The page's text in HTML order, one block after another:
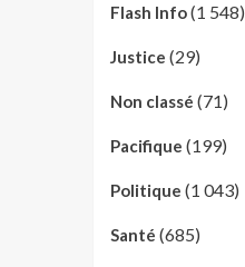
Flash Info(1 548)
Justice (29)
Non classé (71)
Pacifique (199)
Politique (1 043)
Santé (685)